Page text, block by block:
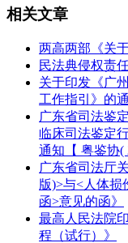
相关文章
两高两部《关
民法典侵权责
关于印发《广
工作指引》的
广东省司法鉴
临床司法鉴定
通知【 粤鉴协(
广东省司法厅
版)>与<人体损
函>意见的函》
最高人民法院
程（试行）》